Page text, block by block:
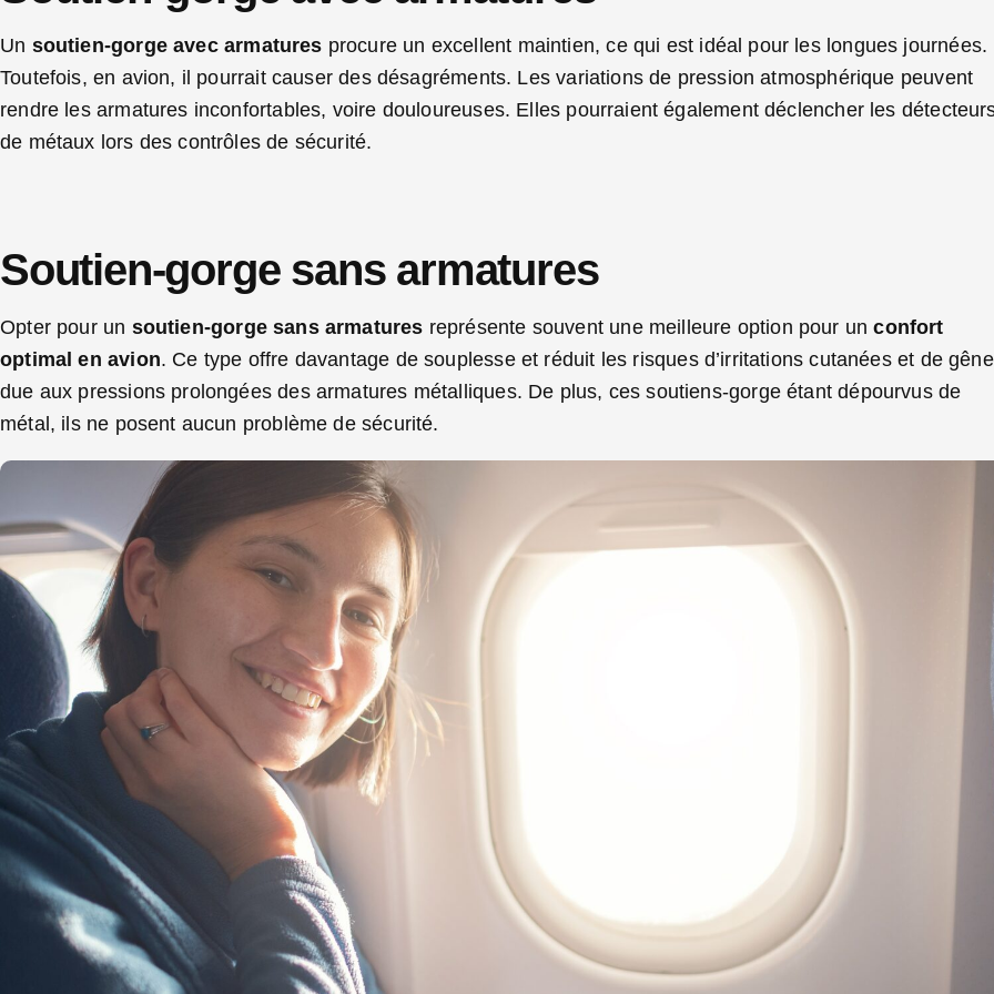
Un soutien-gorge avec armatures procure un excellent maintien, ce qui est idéal pour les longues journées.
Toutefois, en avion, il pourrait causer des désagréments. Les variations de pression atmosphérique peuvent
rendre les armatures inconfortables, voire douloureuses. Elles pourraient également déclencher les
de métaux lors des contrôles de sécurité.
Soutien-gorge sans armatures
Opter pour un soutien-gorge sans armatures représente souvent une meilleure option pour unconfort
optimal en avion. Ce type offre davantage de souplesse et réduit les risques d’irritations cutanées et de gêne
due aux pressions prolongées des armatures métalliques. De plus, ces soutiens-gorge étant dépourvus de
métal, ils ne posent aucun problème de sécurité.